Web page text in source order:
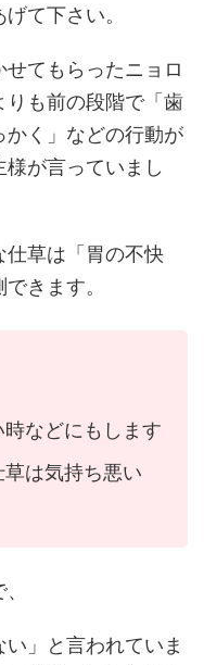
て下さい。
てもらったニョロ
りも前の段階で「歯
かく」などの行動が
が言っていまし
仕草は「胃の不快
きます。
などにもします
は気持ち悪い
い」と言われていま